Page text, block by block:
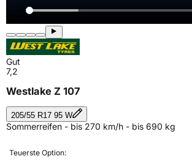
Gut
7,2
Westlake Z 107
205/55 R17 95 W
Sommerreifen - bis 270 km/h - bis 690 kg
Teuerste Option: